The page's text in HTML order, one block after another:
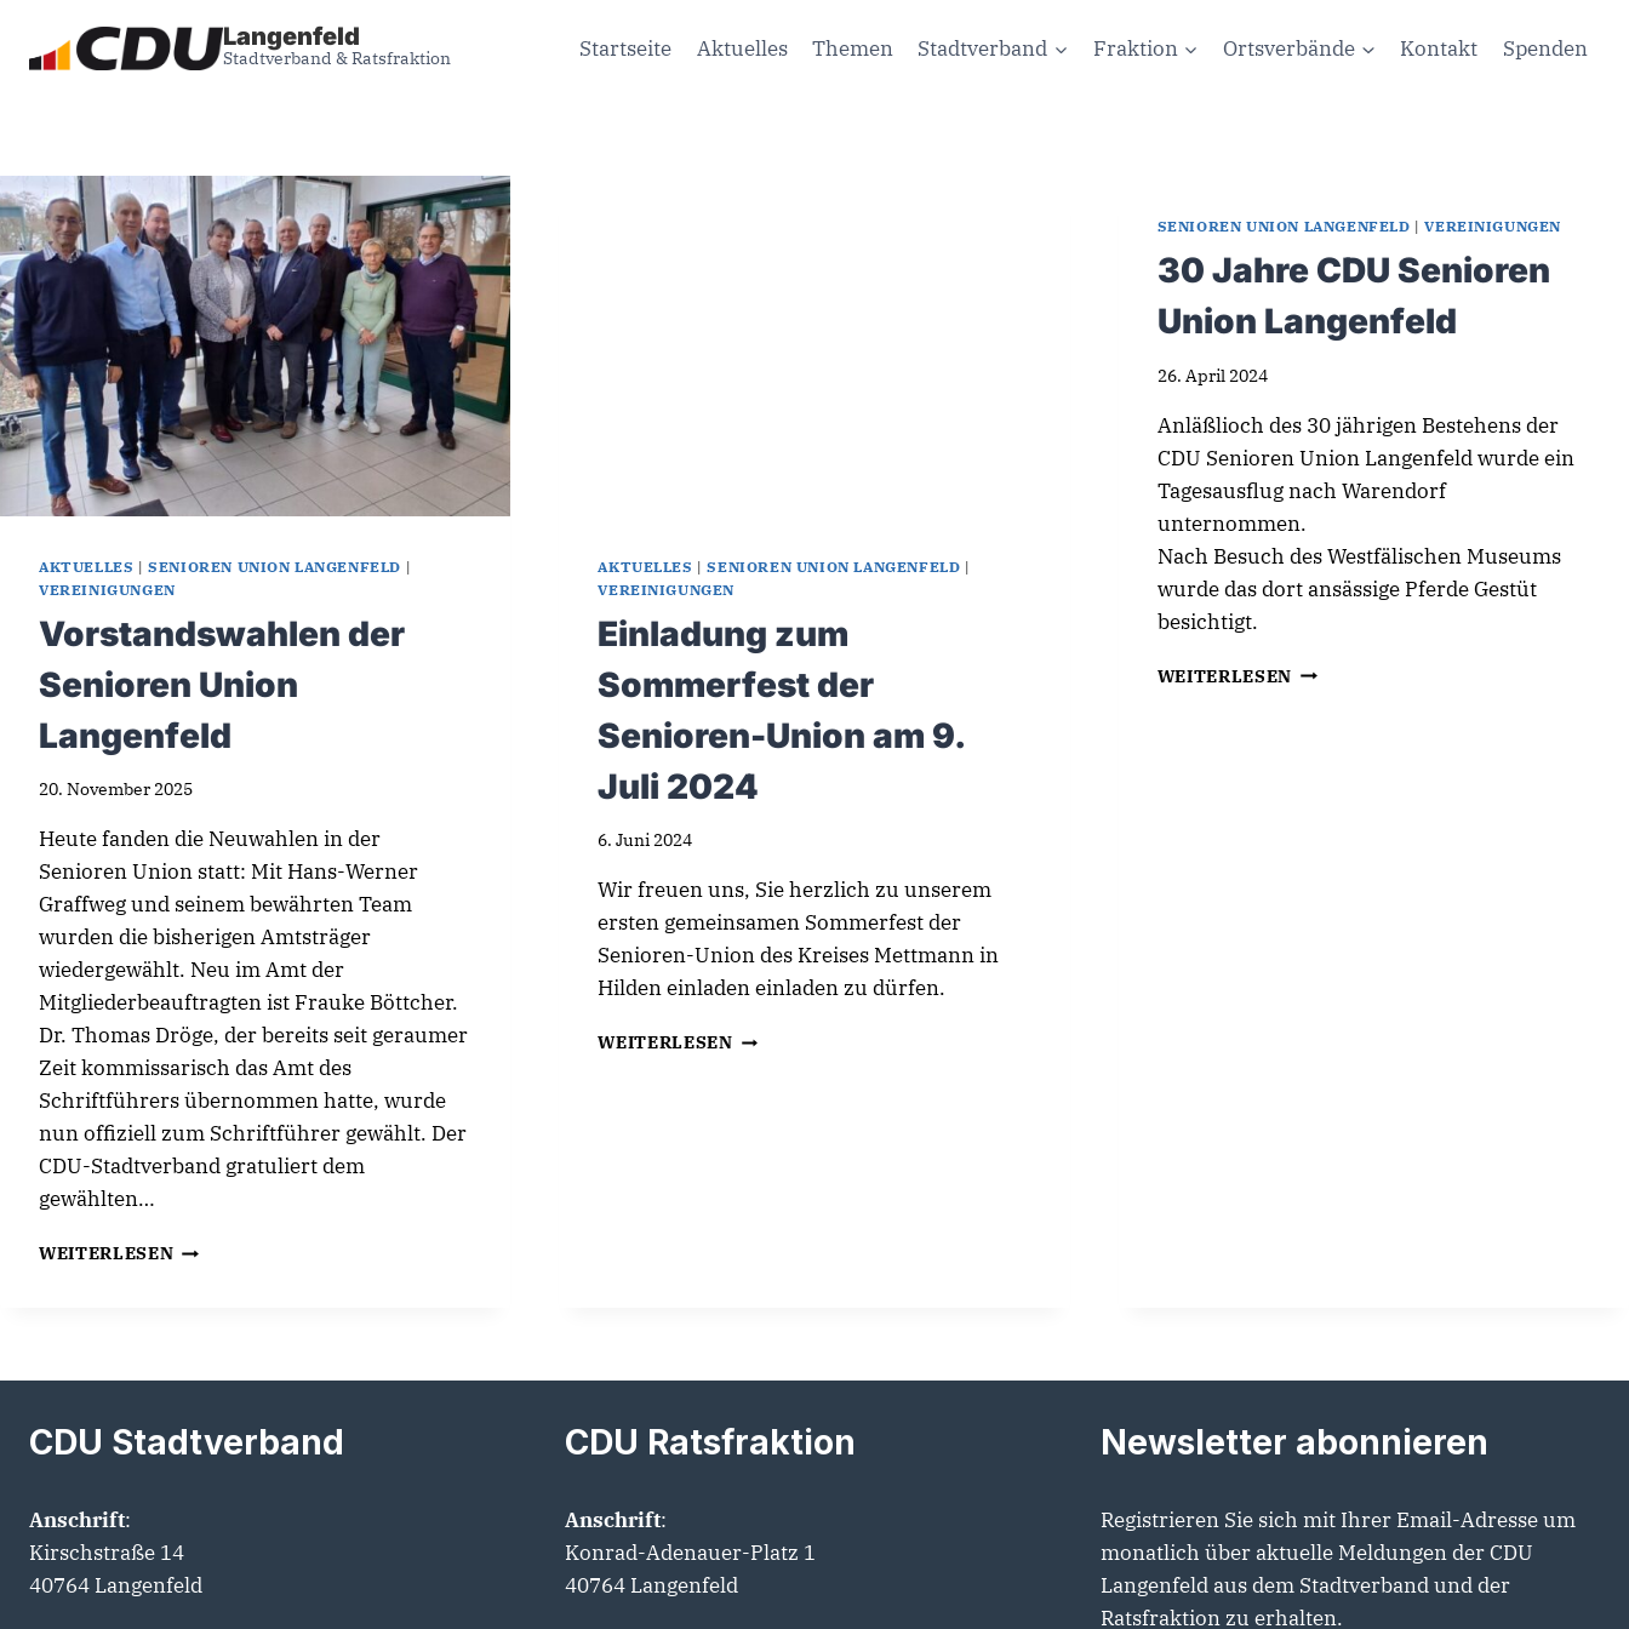
Inhalt
Langenfeld
Stadtverband & Ratsfraktion Startseite Aktuelles Themen Stadtverband Fraktion Ortsverbände Kontakt Spenden
AKTUELLES |SENIOREN UNION LANGENFELD |
VEREINIGUNGEN
Vorstandswahlen der
Senioren Union
Langenfeld
20. November 2025
Heute fanden die Neuwahlen in der
Senioren Union statt: Mit Hans-Werner
Graffweg und seinem bewährten Team
wurden die bisherigen Amtsträger
wiedergewählt. Neu im Amt der
Mitgliederbeauftragten ist Frauke Böttcher.
Dr. Thomas Dröge, der bereits seit geraumer
Zeit kommissarisch das Amt des
Schriftführers übernommen hatte, wurde
nun offiziell zum Schriftführer gewählt. Der
CDU-Stadtverband gratuliert dem
gewählten…
WEITERLESENVORSTANDSWAHLEN
AKTUELLES |SENIOREN UNION LANGENFELD |
VEREINIGUNGEN
Einladung zum
Sommerfest der
Senioren-Union am 9.
Juli 2024
6. Juni 2024
Wir freuen uns, Sie herzlich zu unserem
ersten gemeinsamen Sommerfest der
Senioren-Union des Kreises Mettmann in
Hilden einladen einladen zu dürfen.
WEITERLESENEINLADUNG
SENIOREN UNION LANGENFELD |VEREINIGUNGEN
30 Jahre CDU Senioren
Union Langenfeld
26. April 2024
Anläßlioch des 30 jährigen Bestehens der
CDU Senioren Union Langenfeld wurde ein
Tagesausflug nach Warendorf
unternommen.
Nach Besuch des Westfälischen Museums
wurde das dort ansässige Pferde Gestüt
besichtigt.
WEITERLESEN 30
CDU Stadtverband
Anschrift:
Kirschstraße 14
40764 Langenfeld
CDU Ratsfraktion
Anschrift:
Konrad-Adenauer-Platz 1
40764 Langenfeld
Newsletter abonnieren
Registrieren Sie sich mit Ihrer Email-Adresse um
monatlich über aktuelle Meldungen der CDU
Langenfeld aus dem Stadtverband und der
Ratsfraktion zu erhalten.